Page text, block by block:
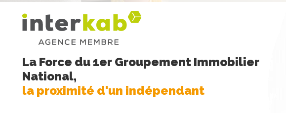
La Force du 1er Groupement Immobilier
National,
la proximité d'un indépendant